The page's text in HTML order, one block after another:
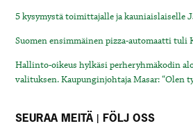
5 kysymystä toimittajalle ja kauniaislaiselle
Suomen ensimmäinen pizza-automaatti tuli
Hallinto-oikeus hylkäsi perheryhmäkodin
valituksen. Kaupunginjohtaja Masar: “Olen
SEURAA MEITÄ | FÖLJ OSS